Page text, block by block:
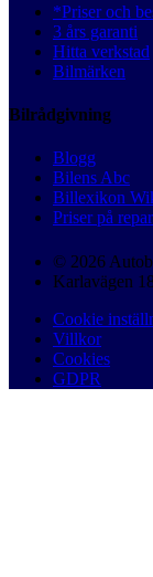
*Priser och
3 års garanti
Hitta verkstad
Bilmärken
Bilrådgivning
Blogg
Bilens Abc
Billexikon
Priser på
© 2026
Karlavägen
Cookie
Villkor
Cookies
GDPR